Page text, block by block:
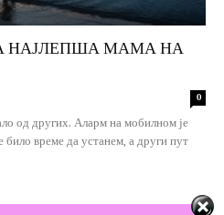
НАЈЛЕПША МАМА НА
0
од других. Аларм на мобилном је
било време да устанем, а други пут